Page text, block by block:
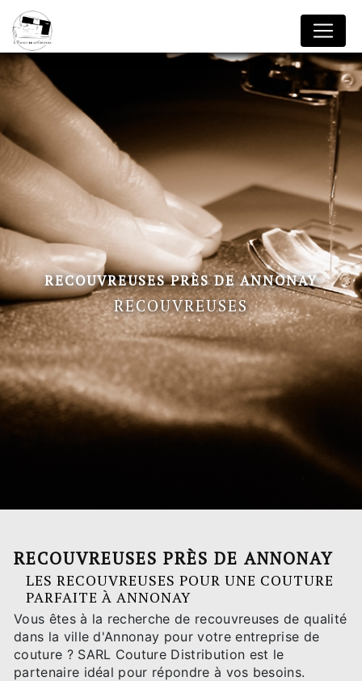
RECOUVREUSES PRÈS DE ANNONAY
RECOUVREUSES
RECOUVREUSES PRÈS DE ANNONAY
LES RECOUVREUSES POUR UNE COUTURE
PARFAITE À ANNONAY
Vous êtes à la recherche de recouvreuses de qualité
dans la ville d'Annonay pour votre entreprise de
couture ? SARL Couture Distribution est le
partenaire idéal pour répondre à vos besoins.
Panneau de gestion des cookies